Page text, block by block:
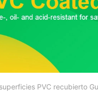
PVC recubierto